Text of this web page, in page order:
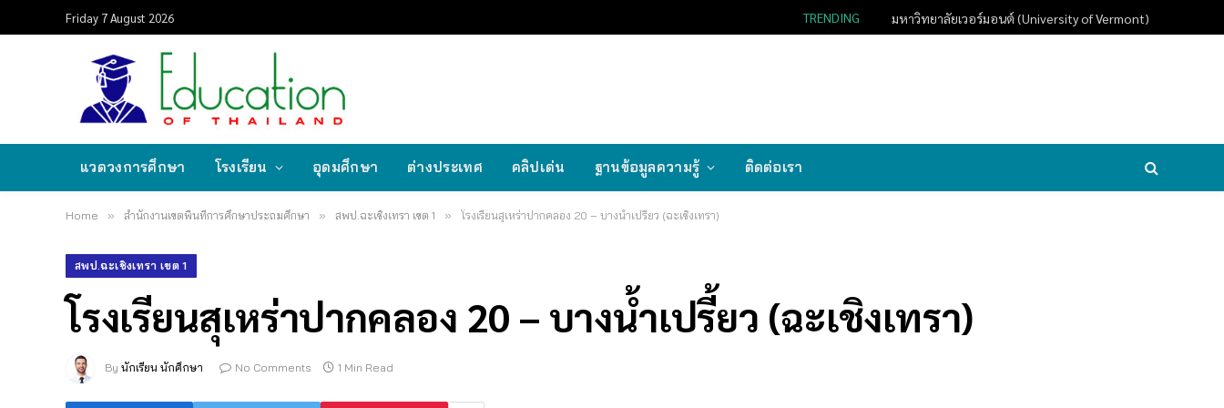
Friday 7 August 2026 TRENDING มหาวิทยาลัยเวอร์มอนต์ (University of Vermont)
แวดวงการศึกษา โรงเรียน อุดมศึกษา ต่างประเทศ คลิปเด่น ฐานข้อมูลความรู้ ติดต่อเรา
Home » สำนักงานเขตพื้นที่การศึกษาประถมศึกษา » สพป.ฉะเชิงเทรา เขต 1 » โรงเรียนสุเหร่าปากคลอง 20 – บางน้ำเปรี้ยว (ฉะเชิงเทรา)
สพป.ฉะเชิงเทรา เขต 1
โรงเรียนสุเหร่าปากคลอง 20 – บางน้ำเปรี้ยว (ฉะเชิงเทรา)
By นักเรียน นักศึกษา No Comments 1 Min Read